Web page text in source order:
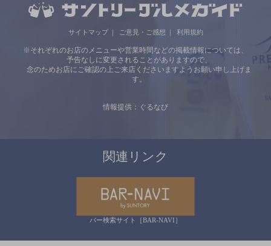
サイトマップ ご意見・ご感想 利用規約
※それぞれのお店のメニューや営業時間などの掲載情報については、
予告なしに変更されることがありますので、
念のためお店にご確認の上ご来店くださいますようお願い申し上げま
す。
情報提供：ぐるなび
関連リンク
バー検索サイト［BAR-NAVI］